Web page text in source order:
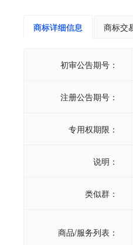
商标详细信息 商标交
初审公告期号：
注册公告期号：
专用权期限：
说明：
类似群：
商品/服务列表：